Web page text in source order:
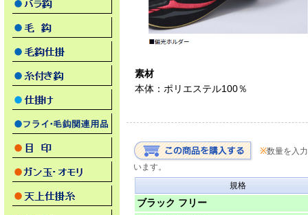
素材
本体：ポリエステル100％
※数量を入
います。
規格
ブラック フリー